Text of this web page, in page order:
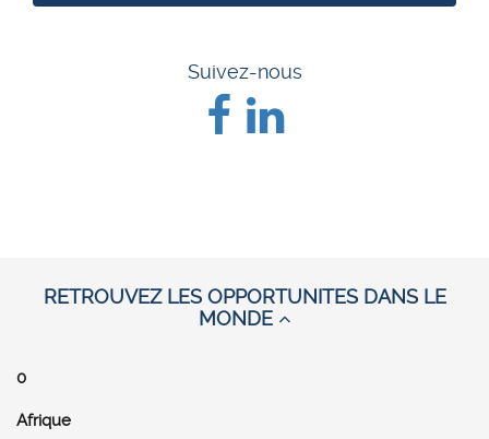
Suivez-nous
RETROUVEZ LES OPPORTUNITES DANS LE
MONDE
0
Afrique